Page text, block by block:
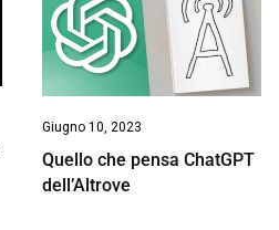
Giugno 10, 2023
Quello che pensa ChatGPT
dell’Altrove